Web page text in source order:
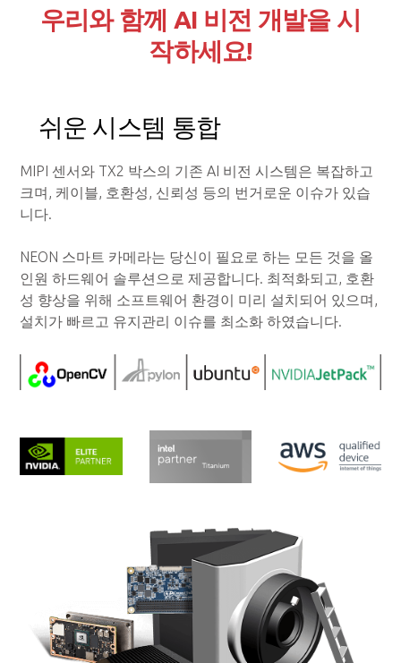
우리와 함께 AI 비전 개발을 시
작하세요!
쉬운 시스템 통합
MIPI 센서와 TX2 박스의 기존 AI 비전 시스템은 복잡하고
크며, 케이블, 호환성, 신뢰성 등의 번거로운 이슈가 있습
니다.
NEON 스마트 카메라는 당신이 필요로 하는 모든 것을 올
인원 하드웨어 솔루션으로 제공합니다. 최적화되고, 호환
성 향상을 위해 소프트웨어 환경이 미리 설치되어 있으며,
설치가 빠르고 유지관리 이슈를 최소화 하였습니다.